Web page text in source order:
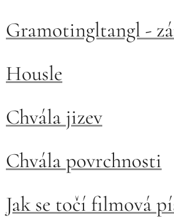
Gramotingltangl -
Housle
Chvála jizev
Chvála povrchnosti
Jak se točí filmová